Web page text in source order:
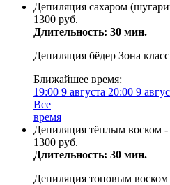
Депиляция сахаром
1300 руб.
Длительность: 30 мин.
Депиляция бёдер Зона
Ближайшее время:
19:00 9 августа 20:00 9
Все
время
Депиляция тёплым воском -
1300 руб.
Длительность: 30 мин.
Депиляция топовым воском